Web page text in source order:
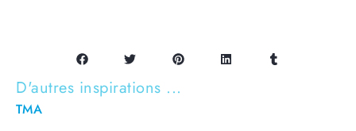
D'autres inspirations ...
TMA